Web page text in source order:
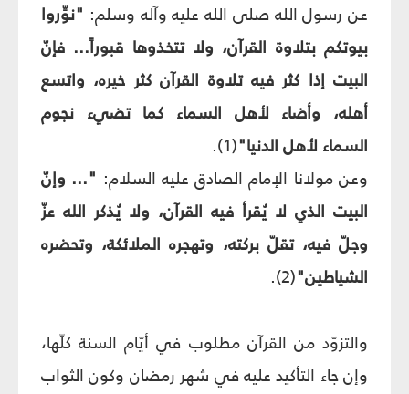
عن رسول الله صلى الله عليه وآله وسلم: "نوِّروا
بيوتكم بتلاوة القرآن، ولا تتخذوها قبوراً... فإنّ
البيت إذا كثر فيه تلاوة القرآن كثر خيره، واتسع
أهله، وأضاء لأهل السماء كما تضيء نجوم
السماء لأهل الدنيا"(1).
وعن مولانا الإمام الصادق عليه السلام: "... وإنّ
البيت الذي لا يُقرأ فيه القرآن، ولا يُذكر الله عزّ
وجلّ فيه، تقلّ بركته، وتهجره الملائكة، وتحضره
الشياطين"(2).
والتزوّد من القرآن مطلوب في أيّام السنة كلّها،
وإن جاء التأكيد عليه في شهر رمضان وكون الثواب